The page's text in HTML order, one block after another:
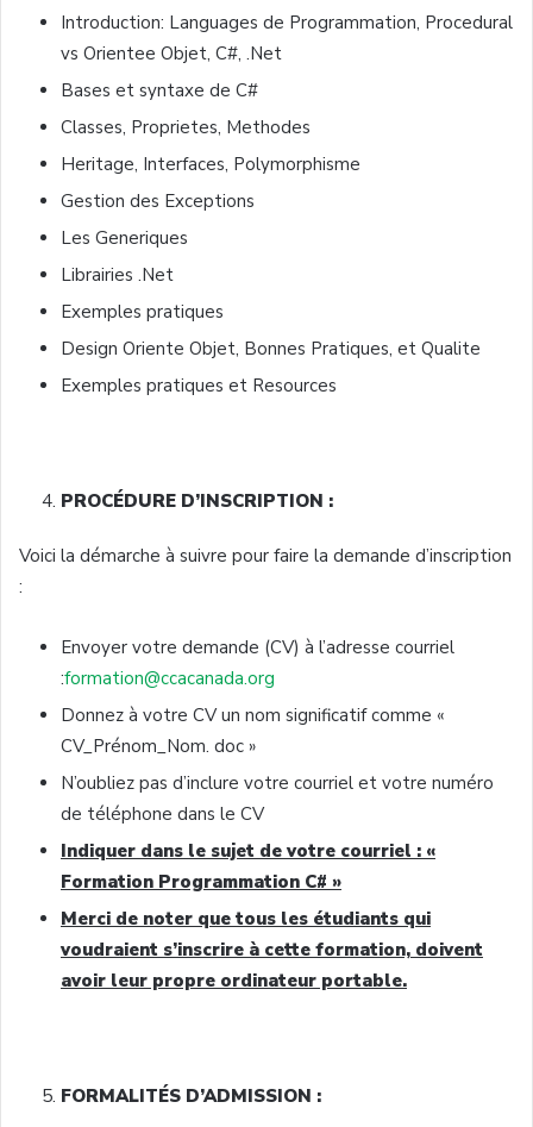
Introduction: Languages de Programmation, Procedural
vs Orientee Objet, C#, .Net
Bases et syntaxe de C#
Classes, Proprietes, Methodes
Heritage, Interfaces, Polymorphisme
Gestion des Exceptions
Les Generiques
Librairies .Net
Exemples pratiques
Design Oriente Objet, Bonnes Pratiques, et Qualite
Exemples pratiques et Resources
PROCÉDURE D’INSCRIPTION :
Voici la démarche à suivre pour faire la demande d’inscription
:
Envoyer votre demande (CV) à l’adresse courriel
:formation@ccacanada.org
Donnez à votre CV un nom significatif comme «
CV_Prénom_Nom. doc »
N’oubliez pas d’inclure votre courriel et votre numéro
de téléphone dans le CV
Indiquer dans le sujet de votre courriel : «
Formation Programmation C# »
Merci de noter que tous les étudiants qui
voudraient s’inscrire à cette formation, doivent
avoir leur propre ordinateur portable.
FORMALITÉS D’ADMISSION :